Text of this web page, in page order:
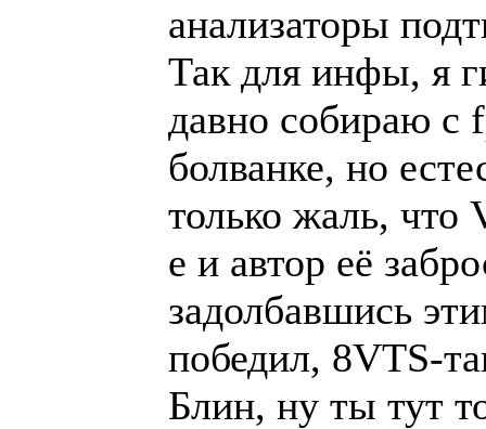
анализаторы
Так для инфы, я
давно собираю с
болванке, но
только жаль, что
е и автор её
задолбавшись
победил, 8VTS-
Блин, ну ты тут